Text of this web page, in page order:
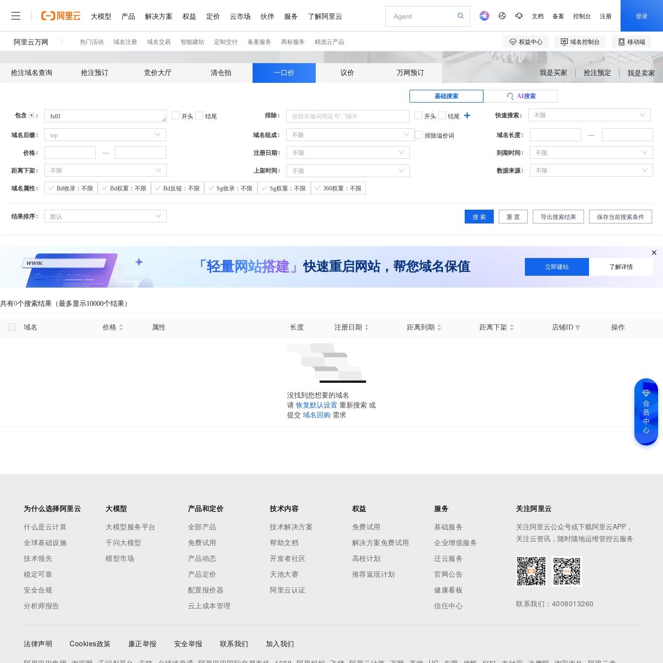
抢注域名查询 抢注预订 竞价大厅 清仓拍 一口价 议价 万网预订 我是买家 抢注预定 我是卖家
基础搜索 AI搜索
包含 开头 结尾 排除 开头 结尾 快速搜索 不限
域名后缀 top 域名组成 不限 排除溢价词 域名长度
价格 注册日期 不限 到期时间 不限
距离下架 不限 上架时间 不限 数据来源 不限
域名属性 Bd收录：不限 Bd权重：不限 Bd反链：不限 Sg收录：不限 Sg权重：不限 360权重：不限
结果排序 默认 搜 索 重 置 导出搜索结果 保存当前搜索条件
「轻量网站搭建」快速重启网站，帮您域名保值 立即建站 了解详情
共有0个搜索结果（最多显示10000个结果）
域名 价格 属性 长度 注册日期 距离到期 距离下架 店铺ID 操作
没找到您想要的域名
请 恢复默认设置 重新搜索 或
提交 域名回购 需求